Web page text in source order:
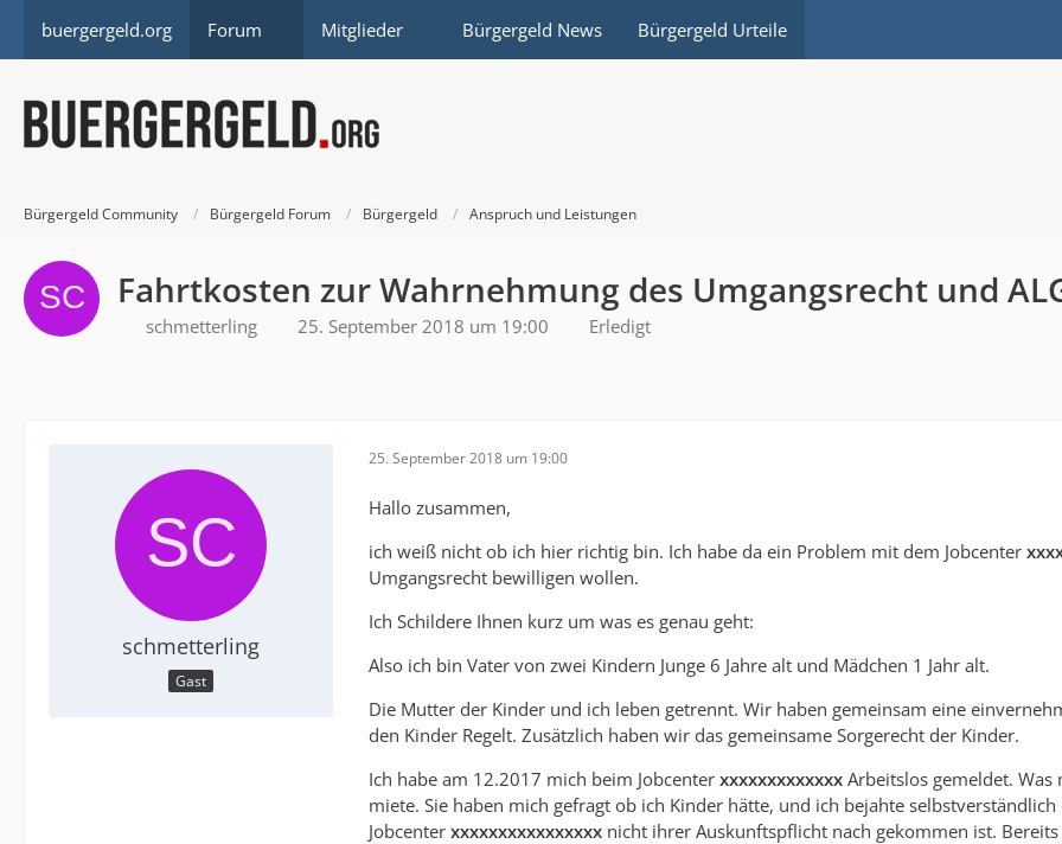
buergergeld.org Forum Mitglieder Bürgergeld News Bürgergeld Urteile
Bürgergeld Community Bürgergeld Forum Bürgergeld Anspruch und Leistungen
Fahrtkosten zur Wahrnehmung des Umgangsrecht und
schmetterling 25. September 2018 um 19:00 Erledigt
schmetterling
Gast
25. September 2018 um 19:00
Hallo zusammen,
ich weiß nicht ob ich hier richtig bin. Ich habe da ein Problem mit dem Jobcenter
Umgangsrecht bewilligen wollen.
Ich Schildere Ihnen kurz um was es genau geht:
Also ich bin Vater von zwei Kindern Junge 6 Jahre alt und Mädchen 1 Jahr alt.
Die Mutter der Kinder und ich leben getrennt. Wir haben gemeinsam eine
den Kinder Regelt. Zusätzlich haben wir das gemeinsame Sorgerecht der Kinder.
Ich habe am 12.2017 mich beim Jobcenter xxxxxxxxxxxxx Arbeitslos gemeldet.
miete. Sie haben mich gefragt ob ich Kinder hätte, und ich bejahte
Jobcenter xxxxxxxxxxxxxxxx nicht ihrer Auskunftspflicht nach gekommen ist.